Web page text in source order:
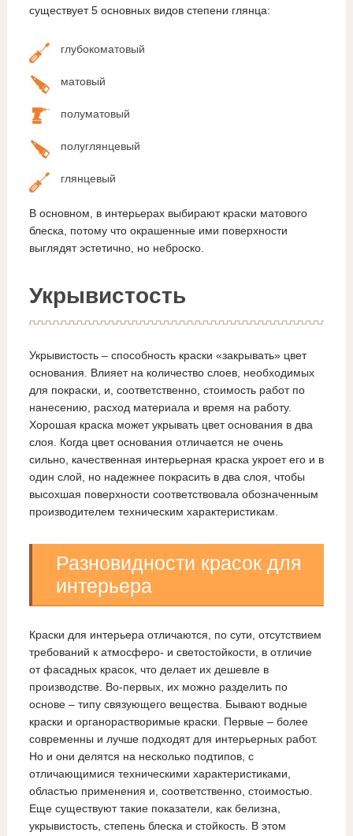
существует 5 основных видов степени глянца:
глубокоматовый
матовый
полуматовый
полуглянцевый
глянцевый
В основном, в интерьерах выбирают краски матового
блеска, потому что окрашенные ими поверхности
выглядят эстетично, но неброско.
Укрывистость
Укрывистость – способность краски «закрывать» цвет
основания. Влияет на количество слоев, необходимых
для покраски, и, соответственно, стоимость работ по
нанесению, расход материала и время на работу.
Хорошая краска может укрывать цвет основания в два
слоя. Когда цвет основания отличается не очень
сильно, качественная интерьерная краска укроет его и в
один слой, но надежнее покрасить в два слоя, чтобы
высохшая поверхности соответствовала обозначенным
производителем техническим характеристикам.
Разновидности красок для
интерьера
Краски для интерьера отличаются, по сути, отсутствием
требований к атмосферо- и светостойкости, в отличие
от фасадных красок, что делает их дешевле в
производстве. Во-первых, их можно разделить по
основе – типу связующего вещества. Бывают водные
краски и органорастворимые краски. Первые – более
современны и лучше подходят для интерьерных работ.
Но и они делятся на несколько подтипов, с
отличающимися техническими характеристиками,
областью применения и, соответственно, стоимостью.
Еще существуют такие показатели, как белизна,
укрывистость, степень блеска и стойкость. В этом